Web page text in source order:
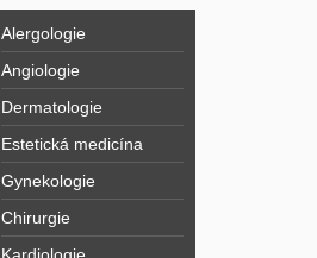
Alergologie
Angiologie
Dermatologie
Estetická medicína
Gynekologie
Chirurgie
Kardiologie